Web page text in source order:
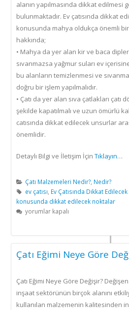
alanın yapılmasında dikkat edilmesi
bulunmaktadır. Ev çatısında dikkat
konusunda mahya oldukça önemli
hakkında;
• Mahya da yer alan kir ve baca dipleri
sıvanmazsa yağmur suları ev
bu alanların temizlenmesi ve
doğru bir işlem yapılmalıdır.
• Çatı da yer alan sıva çatlakları çatı
şekilde kapatılmalı ve uzun ömürlü
catısında dikkat edilecek unsurlar
önemlidir.
Detaylı Bilgi ve İletişim İçinTıklayın…
Çatı Malzemeleri Nedir? Nedir?
ev çatısı, Ev Çatısında Dikkat
konusunda dikkat edilecek noktalar
Ev
Unsurlar
için
yorumlar kapalı
Çatı Eğimi Neye Göre
Çatı Eğimi Neye Göre Değişir?
inşaat sektörünün birçok alanını
kullanılan malzemenin kalitesinden